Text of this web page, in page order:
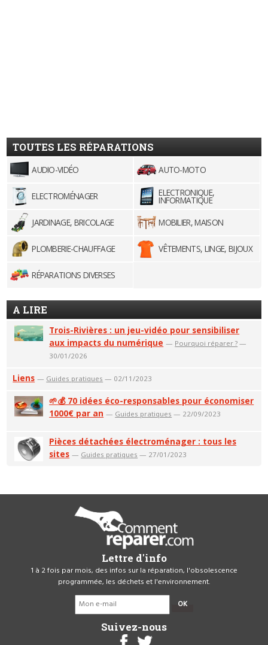
TOUTES LES RÉPARATIONS
AUDIO-VIDÉO AUTO-MOTO
ELECTROMÉNAGER ELECTRONIQUE,
INFORMATIQUE
JARDINAGE, BRICOLAGE
MOBILIER, MAISON
PLOMBERIE-CHAUFFAGE VÊTEMENTS, LINGE, BIJOUX
RÉPARATIONS DIVERSES
A LIRE
Trois-Rivières : un jeu-vidéo pour sensibiliser
aux impacts du numérique — Pourquoi réparer ? —
30/01/2026
Liens — Guides pratiques — 02/11/2023
🌱💰 70 idées éco-responsables pour économiser
1000€ par an — Guides pratiques — 22/09/2023
Pièces détachées électroménager : tous les
sites — Guides pratiques — 27/01/2023
Lettre d'info
1 à 2 fois par mois, des infos sur la réparation, l'obsolescence
programmée, les déchets et l'environnement.
OK
Suivez-nous